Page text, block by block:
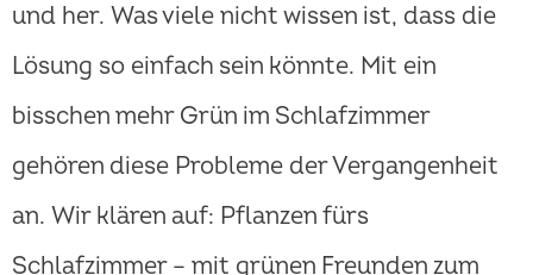
und her. Was viele nicht wissen ist, dass die
Lösung so einfach sein könnte. Mit ein
bisschen mehr Grün im Schlafzimmer
gehören diese Probleme der Vergangenheit
an. Wir klären auf: Pflanzen fürs
Schlafzimmer – mit grünen Freunden zum